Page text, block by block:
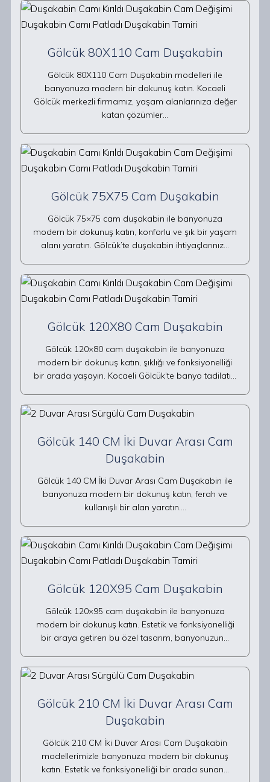
Gölcük 80X110 Cam Duşakabin
Gölcük 80X110 Cam Duşakabin modelleri ile
banyonuza modern bir dokunuş katın. Kocaeli
Gölcük merkezli firmamız, yaşam alanlarınıza değer
katan çözümler…
Gölcük 75X75 Cam Duşakabin
Gölcük 75×75 cam duşakabin ile banyonuza
modern bir dokunuş katın, konforlu ve şık bir yaşam
alanı yaratın. Gölcük’te duşakabin ihtiyaçlarınız…
Gölcük 120X80 Cam Duşakabin
Gölcük 120×80 cam duşakabin ile banyonuza
modern bir dokunuş katın, şıklığı ve fonksiyonelliği
bir arada yaşayın. Kocaeli Gölcük’te banyo tadilatı…
Gölcük 140 CM İki Duvar Arası Cam
Duşakabin
Gölcük 140 CM İki Duvar Arası Cam Duşakabin ile
banyonuza modern bir dokunuş katın, ferah ve
kullanışlı bir alan yaratın.…
Gölcük 120X95 Cam Duşakabin
Gölcük 120×95 cam duşakabin ile banyonuza
modern bir dokunuş katın. Estetik ve fonksiyonelliği
bir araya getiren bu özel tasarım, banyonuzun…
Gölcük 210 CM İki Duvar Arası Cam
Duşakabin
Gölcük 210 CM İki Duvar Arası Cam Duşakabin
modellerimizle banyonuza modern bir dokunuş
katın. Estetik ve fonksiyonelliği bir arada sunan…